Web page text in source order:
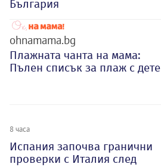
България
ohnamama.bg
Плажната чанта на мама:
Пълен списък за плаж с дете
8 часа
Испания започва гранични
проверки с Италия след